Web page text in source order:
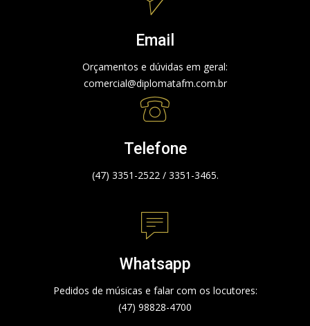
Email
Orçamentos e dúvidas em geral:
comercial@diplomatafm.com.br
Telefone
(47) 3351-2522 / 3351-3465.
Whatsapp
Pedidos de músicas e falar com os locutores:
(47) 98828-4700